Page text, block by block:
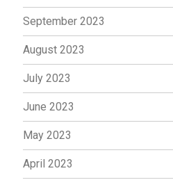
September 2023
August 2023
July 2023
June 2023
May 2023
April 2023